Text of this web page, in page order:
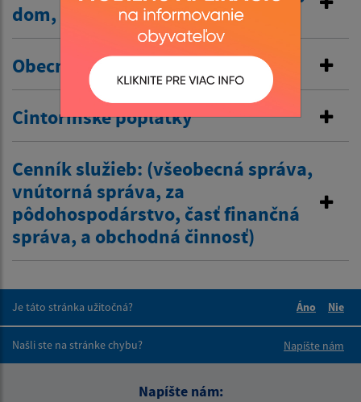
dom, …/
Obecné nájomné byty
Cintorínske poplatky
Cenník služieb: (všeobecná správa,
vnútorná správa, za
pôdohospodárstvo, časť finančná
správa, a obchodná činnosť)
Je táto stránka užitočná?
Áno
Nie
Našli ste na stránke chybu?
Napíšte nám
Napíšte nám: